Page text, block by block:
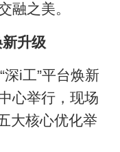
融之美。
升级
i工”平台焕新
心举行，现场
大核心优化举